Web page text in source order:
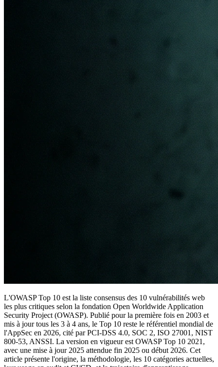
L'OWASP Top 10 est la liste consensus des 10 vulnérabilités web
les plus critiques selon la fondation Open Worldwide Application
Security Project (OWASP). Publié pour la première fois en 2003 et
mis à jour tous les 3 à 4 ans, le Top 10 reste le référentiel mondial de
l'AppSec en 2026, cité par PCI-DSS 4.0, SOC 2, ISO 27001, NIST
800-53, ANSSI. La version en vigueur est OWASP Top 10 2021,
avec une mise à jour 2025 attendue fin 2025 ou début 2026. Cet
article présente l'origine, la méthodologie, les 10 catégories actuelles,